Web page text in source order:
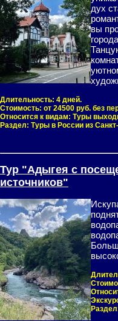
дух
вы
Длительность: 4 дней.
Стоимость: от 24500 руб. без
Относится к видам: Туры
Раздел: Туры в России из
Тур "Адыгея с
источников"